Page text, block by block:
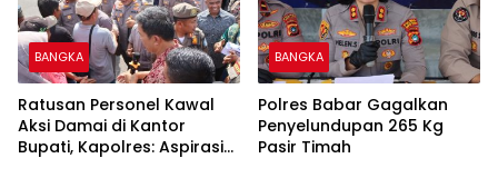
BANGKA
Ratusan Personel Kawal
Aksi Damai di Kantor
Bupati, Kapolres: Aspirasi
BANGKA
Polres Babar Gagalkan
Penyelundupan 265 Kg
Pasir Timah